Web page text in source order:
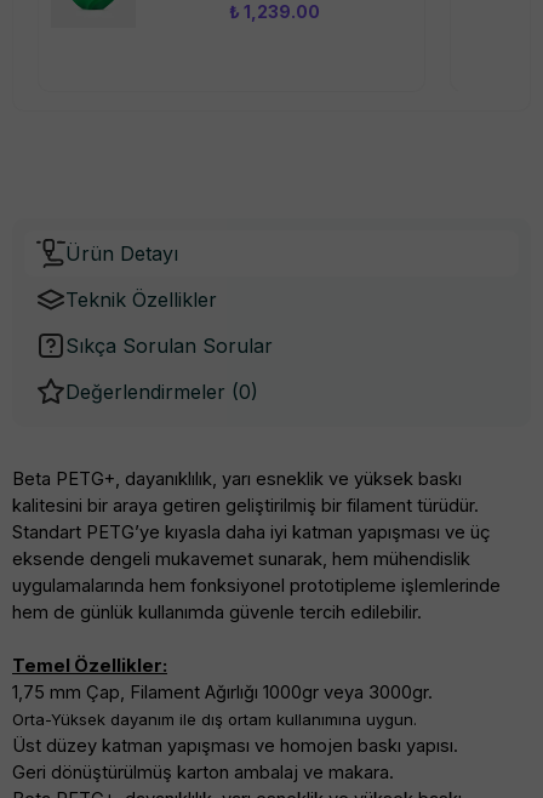
₺ 1,239.00
Ürün Detayı
Teknik Özellikler
Sıkça Sorulan Sorular
Değerlendirmeler (0)
Beta PETG+, dayanıklılık, yarı esneklik ve yüksek baskı
kalitesini bir araya getiren geliştirilmiş bir filament türüdür.
Standart PETG’ye kıyasla daha iyi katman yapışması ve üç
eksende dengeli mukavemet sunarak, hem mühendislik
uygulamalarında hem fonksiyonel prototipleme işlemlerinde
hem de günlük kullanımda güvenle tercih edilebilir.
Temel Özellikler:
1,75 mm Çap, Filament Ağırlığı 1000gr veya 3000gr.
Orta-Yüksek dayanım ile dış ortam kullanımına uygun.
Üst düzey katman yapışması ve homojen baskı yapısı.
Geri dönüştürülmüş karton ambalaj ve makara.